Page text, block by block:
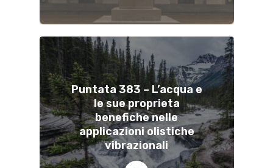
Puntata 383 – L’acqua e
le sue proprieta
benefiche nelle
applicazioni olistiche
vibrazionali